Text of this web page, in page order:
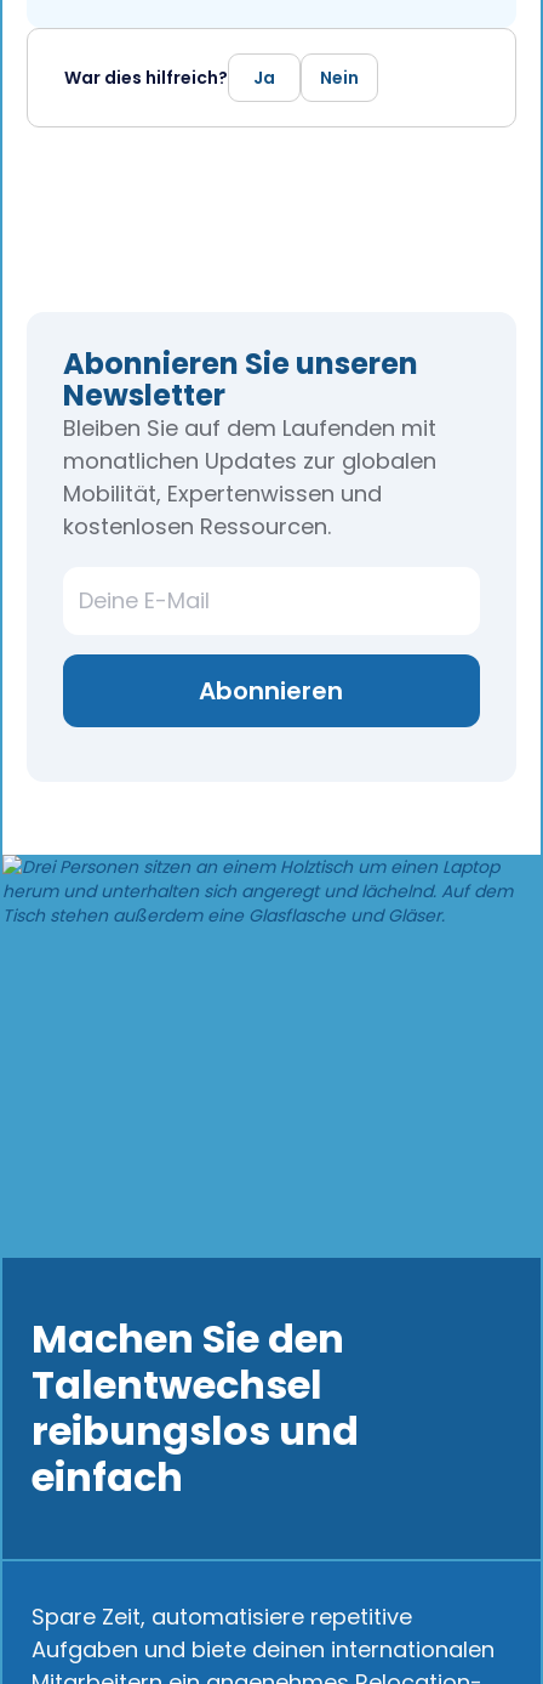
War dies hilfreich? Ja Nein
Abonnieren Sie unseren
Newsletter
Bleiben Sie auf dem Laufenden mit
monatlichen Updates zur globalen
Mobilität, Expertenwissen und
kostenlosen Ressourcen.
Machen Sie den
Talentwechsel
reibungslos und
einfach
Spare Zeit, automatisiere repetitive
Aufgaben und biete deinen internationalen